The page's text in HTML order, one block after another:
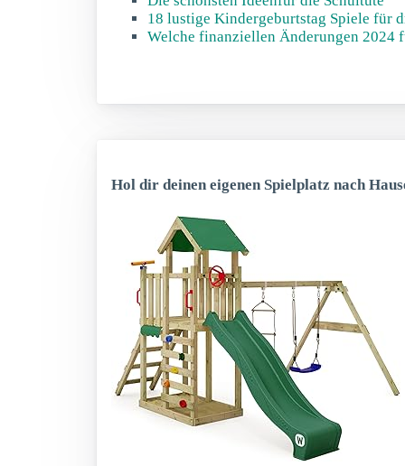
18 lustige Kindergeburtstag Spiele für
Welche finanziellen Änderungen 2024
Hol dir deinen eigenen Spielplatz nach